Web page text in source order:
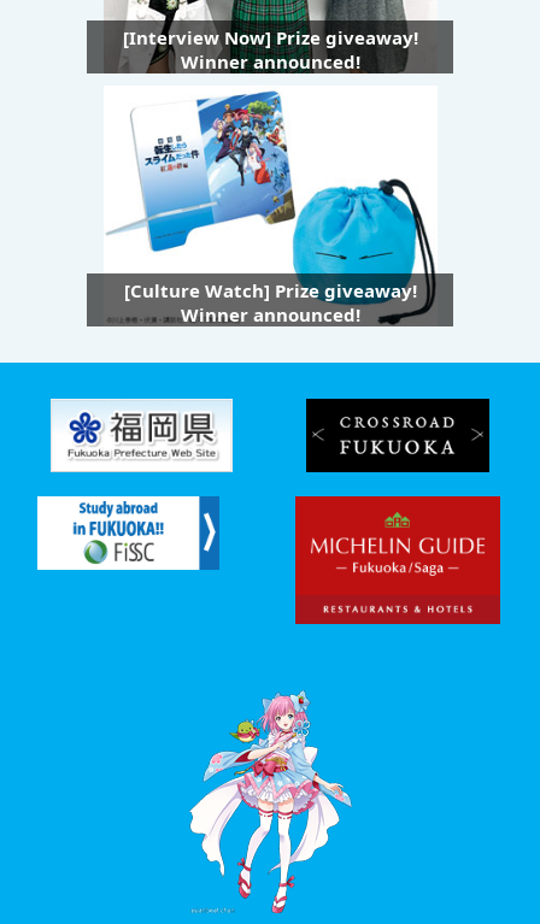
[Interview Now] Prize giveaway!
Winner announced!
[Culture Watch] Prize giveaway!
Winner announced!